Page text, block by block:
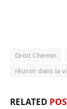
Droit Chemin
réussir dans la
RELATED